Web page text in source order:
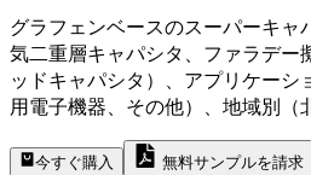
グラフェンベースのスーパーキャ
気二重層キャパシタ、ファラデー
ッドキャパシタ）、アプリケーシ
用電子機器、その他）、地域別（
今すぐ購入 無料サンプルを請求